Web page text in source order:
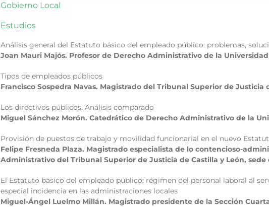
Gobierno Local
Estudios
Análisis general del Estatuto básico del empleado público: problemas,
Joan Mauri Majós. Profesor de Derecho Administrativo de la
Tipos de empleados públicos
Francisco Sospedra Navas. Magistrado del Tribunal Superior de Justicia
Los directivos públicos. Análisis comparado
Miguel Sánchez Morón. Catedrático de Derecho Administrativo de la
Provisión de puestos de trabajo y movilidad funcionarial en el nuevo
Felipe Fresneda Plaza. Magistrado especialista de lo contencioso-
Administrativo del Tribunal Superior de Justicia de Castilla y León, sede
El Estatuto básico del empleado público: régimen del personal laboral al
especial incidencia en las administraciones locales
Miguel-Ángel Luelmo Millán. Magistrado presidente de la Sección